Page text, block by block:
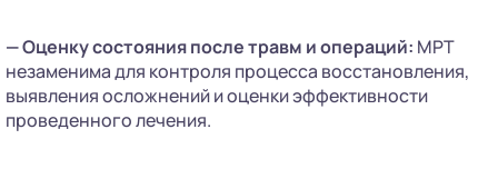
— Оценку состояния после травм и операций: МРТ
незаменима для контроля процесса восстановления,
выявления осложнений и оценки эффективности
проведенного лечения.